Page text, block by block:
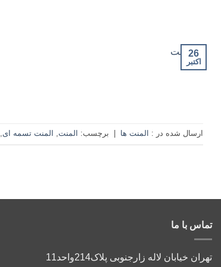
26
اکتبر
ارسال شده در : المنت ها برچسب: المنت, المنت تسمه ای,
تماس با ما
تهران خیابان لاله زارجنوبی پلاک214واحد11